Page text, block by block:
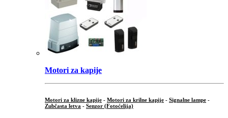
Motori za kapije
Motori za klizne kapije - Motori za krilne kapije - Signalne lampe -
Zubčasta letva - Senzor (Fotoćelija)